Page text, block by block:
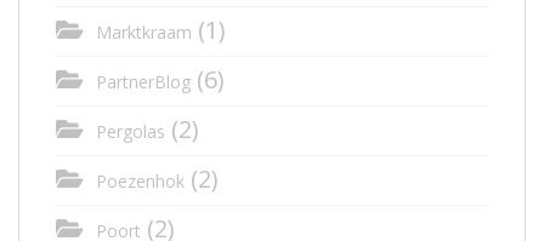
Marktkraam (1)
PartnerBlog (6)
Pergolas (2)
Poezenhok (2)
Poort (2)